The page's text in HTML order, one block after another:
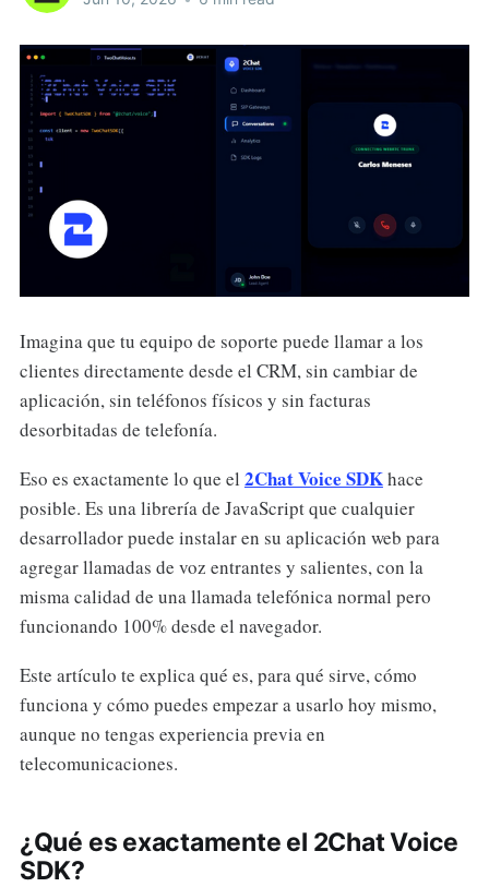
Imagina que tu equipo de soporte puede llamar a los
clientes directamente desde el CRM, sin cambiar de
aplicación, sin teléfonos físicos y sin facturas
desorbitadas de telefonía.
Eso es exactamente lo que el 2Chat Voice SDKhace
posible. Es una librería de JavaScript que cualquier
desarrollador puede instalar en su aplicación web para
agregar llamadas de voz entrantes y salientes, con la
misma calidad de una llamada telefónica normal pero
funcionando 100% desde el navegador.
Este artículo te explica qué es, para qué sirve, cómo
funciona y cómo puedes empezar a usarlo hoy mismo,
aunque no tengas experiencia previa en
telecomunicaciones.
¿Qué es exactamente el 2Chat Voice
SDK?